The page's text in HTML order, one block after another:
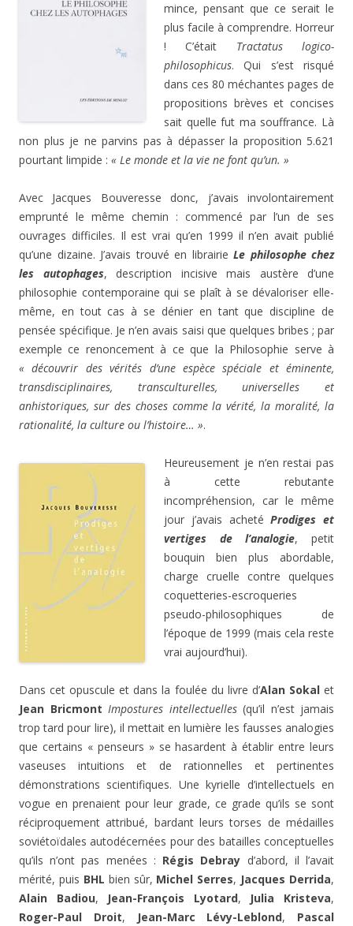
mince, pensant que ce serait le
plus facile à comprendre. Horreur
! C’était Tractatus logico-
philosophicus. Qui s’est risqué
dans ces 80 méchantes pages de
propositions brèves et concises
sait quelle fut ma souffrance. Là
non plus je ne parvins pas à dépasser la proposition 5.621
pourtant limpide : « Le monde et la vie ne font qu’un. »
Avec Jacques Bouveresse donc, j’avais involontairement
emprunté le même chemin : commencé par l’un de ses
ouvrages difficiles. Il est vrai qu’en 1999 il n’en avait publié
qu’une dizaine. J’avais trouvé en librairie Le philosophe chez
les autophages, description incisive mais austère d’une
philosophie contemporaine qui se plaît à se dévaloriser elle-
même, en tout cas à se dénier en tant que discipline de
pensée spécifique. Je n’en avais saisi que quelques bribes ; par
exemple ce renoncement à ce que la Philosophie serve à
« découvrir des vérités d’une espèce spéciale et éminente,
transdisciplinaires, transculturelles, universelles et
anhistoriques, sur des choses comme la vérité, la moralité, la
rationalité, la culture ou l’histoire… ».
Heureusement je n’en restai pas
à cette rebutante
incompréhension, car le même
jour j’avais achetéProdiges et
vertiges de l’analogie, petit
bouquin bien plus abordable,
charge cruelle contre quelques
coquetteries-escroqueries
pseudo-philosophiques de
l’époque de 1999 (mais cela reste
vrai aujourd’hui).
Dans cet opuscule et dans la foulée du livre d’Alan Sokalet
Jean Bricmont Impostures intellectuelles(qu’il n’est jamais
trop tard pour lire), il mettait en lumière les fausses analogies
que certains « penseurs » se hasardent à établir entre leurs
vaseuses intuitions et de rationnelles et pertinentes
démonstrations scientifiques. Une kyrielle d’intellectuels en
vogue en prenaient pour leur grade, ce grade qu’ils se sont
réciproquement attribué, bardant leurs torses de médailles
soviétoïdales autodécernées pour des batailles conceptuelles
qu’ils n’ont pas menées : Régis Debray d’abord, il l’avait
mérité, puis BHL bien sûr, Michel Serres, Jacques Derrida,
Alain Badiou, Jean-François Lyotard, Julia Kristeva,
Roger-Paul Droit, Jean-Marc Lévy-Leblond, Pascal